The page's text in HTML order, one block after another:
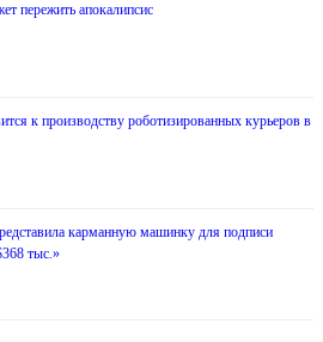
пережить апокалипсис
к производству роботизированных курьеров в
карманную машинку для подписи
тыс.»